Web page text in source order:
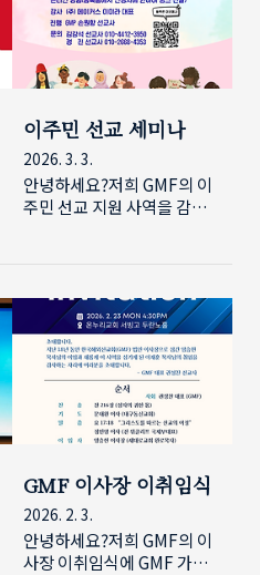
마전 TV에 출현한 김애란 작
가는 사회적 재난에 대한 동
영상을 1.5배로 돌려볼까 하
다가 오늘날 숏폼에 익숙해진
자신에게 깜짝 놀랐다고 하면
서 도덕이니 윤리니 대단한
것이 아니라 "집중력이 도덕
이다"라는 말을 했습니다. 빠
른 결과를 요구하는 오늘날
지 않을까 생각듭니다.마이클
니바우어의 이 책은 요즈음
우리가 하는 '존재의 성숙',
'덕' 등 선교의 본질을 다시 보
게 해줍니다...
이주민 선교 세미나
2026. 3. 3.
안녕하세요?저희 GMF의 이
주민 선교 지원 사역을 감당
"결혼 이주여성과 자녀사역
의 이해"라는 주제를 가지고
진행됩니다.결혼 이주여성들
을 다문화교육 강사로 육성하
여 전국의 교육기관들에서 일
자리를 만들어 주는 사업을
하면서 그 자녀들을 위한 학
교를 운영하고 있는 (주)메이
커스의 이미라 대표를 초청하
여 사역의 원리와 실제를 듣
고 질문하며 배우고 성찰하는
시간을 가집니다. 경기도 안
산과 화성에서 오랜시간 이주
GMF 이사장 이취임식
2026. 2. 3.
안녕하세요?저희 GMF의 이
사장 이취임식에 GMF 가족